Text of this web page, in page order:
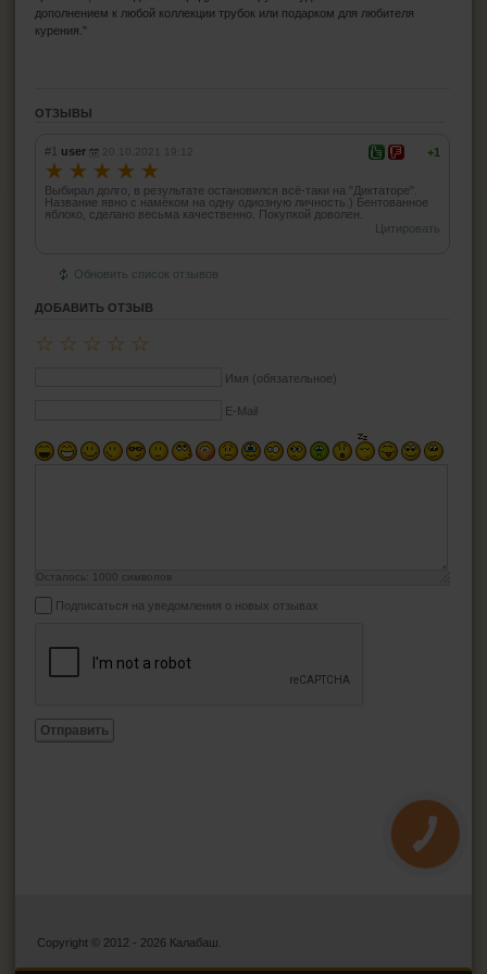
дополнением к любой коллекции трубок или подарком для любителя
курения."
ОТЗЫВЫ
+1
#1 user 20.10.2021 19:12
☆ ☆ ☆ ☆ ☆
Выбирал долго, в результате остановился всё-таки на "Диктаторе".
Название явно с намёком на одну одиозную личность.) Бентованное
яблоко, сделано весьма качественно. Покупкой доволен.
Цитировать
Обновить список отзывов
ДОБАВИТЬ ОТЗЫВ
☆
☆
☆
☆
☆
Имя (обязательное)
E-Mail
Осталось: 1000 символов
Подписаться на уведомления о новых отзывах
Отправить
Copyright © 2012 - 2026 Калабаш.
КНОПКА
ЗВ'ЯЗКУ